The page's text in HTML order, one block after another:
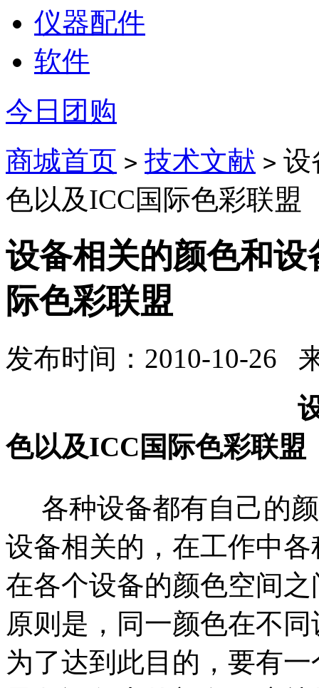
仪器配件
软件
今日团购
商城首页 > 技术文献 > 设
色以及ICC国际色彩联盟
设备相关的颜色和
际色彩联盟
发布时间：2010-10-26
设备相关的颜
色以及ICC国际色彩联盟
各种设备都有自己的
设备相关的，在工作中
在各个设备的颜色空间
原则是，同一颜色在不
为了达到此目的，要有